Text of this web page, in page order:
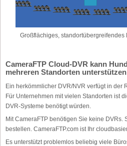
Großflächiges, standortübergreifendes
CameraFTP Cloud-DVR kann
mehreren Standorten unterstützen
Ein herkömmlicher DVR/NVR verfügt in der
Für Unternehmen mit vielen Standorten ist
DVR-Systeme benötigt würden.
Mit CameraFTP benötigen Sie keine DVRs.
bestellen. CameraFTP.com ist Ihr
Es unterstützt problemlos beliebig viele